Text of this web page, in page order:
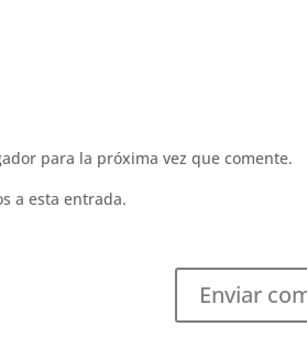
para la próxima vez que comente.
a esta entrada.